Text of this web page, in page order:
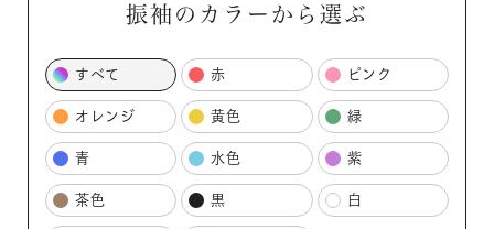
振袖のカラーから選ぶ
すべて 赤 ピンク
オレンジ 黄色 緑
青 水色 紫
茶色 黒 白